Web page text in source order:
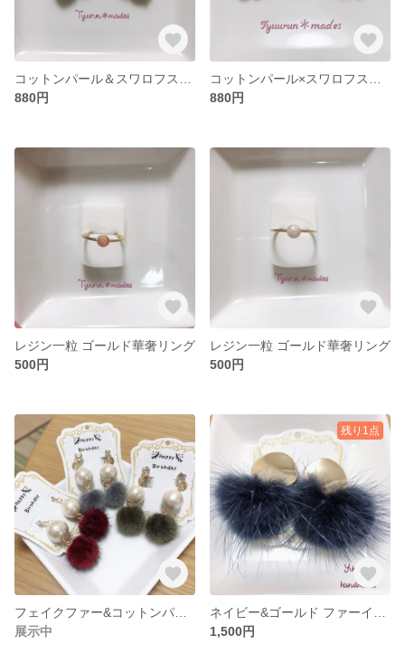
880円
880円
レジン一粒 ゴールド華奢リング
500円
レジン一粒 ゴールド華奢リング
500円
展示中
残り1点
1,500円